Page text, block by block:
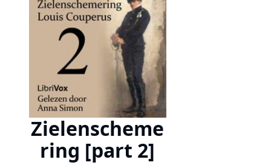
Zielenscheme
ring [part 2]